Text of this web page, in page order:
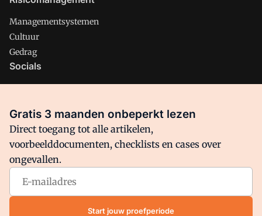
Managementsystemen
Cultuur
Gedrag
Socials
Facebook
Arbo is onderdeel van VMN media. Lees inons manifestwaar
VMN media voor staat. Op gebruik van deze site zijn de
volgende regelingen van toepassing:Algemene Voorwaarden
Privacy en Cookie beleid|Privacy instellingen
Gratis 3 maanden onbeperkt lezen
Direct toegang tot alle artikelen,
voorbeelddocumenten, checklists en cases over
ongevallen.
Start jouw proefperiode